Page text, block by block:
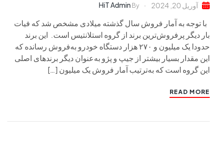
آوریل 20, 2024 By
HiT Admin
با توجه به آمار فروش سال گذشته میلادی مشخص شد که فیات
بار دیگر پرفروش‌ترین برند از گروه استلانتیس است. این برند
حدودا یک میلیون و ۲۷۰ هزار دستگاه خودرو به‌فروش رسانده‌ که
این مقدار بسیار بیشتر از جیپ و پژو به‌عنوان دیگر برندهای اصلی
این گروه است که به‌ترتیب آمار فروش یک میلیون […]
READ MORE